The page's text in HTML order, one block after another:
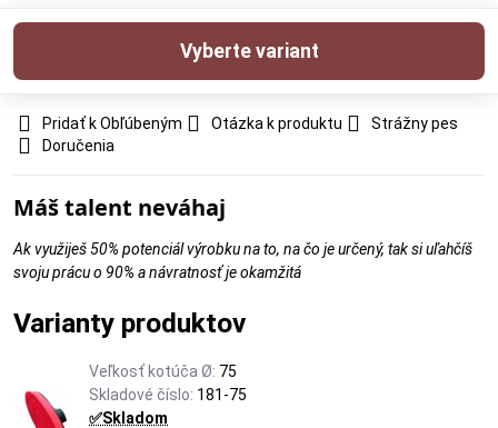
Vyberte variant
Pridať k Obľúbeným Otázka k produktu
Strážny pes
Doručenia
Máš talent neváhaj
Ak využiješ 50% potenciál výrobku na to, na čo je určený, tak si uľahčíš
svoju prácu o 90% a návratnosť je okamžitá
Varianty produktov
Veľkosť kotúča Ø: 75
Skladové číslo: 181-75
✅Skladom